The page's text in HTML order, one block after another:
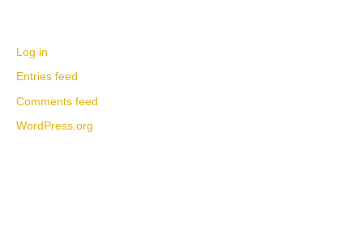
Log in
Entries feed
Comments feed
WordPress.org